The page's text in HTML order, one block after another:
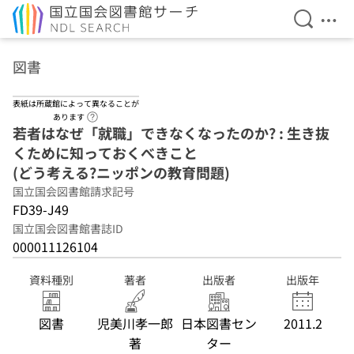
検索を
メ
図書
表紙は所蔵館によって異なることが
あります
若者はなぜ「就職」できなくなったのか? : 生き抜
くために知っておくべきこと
(どう考える?ニッポンの教育問題)
国立国会図書館請求記号
FD39-J49
国立国会図書館書誌ID
000011126104
資料種別
図書
著者
児美川孝一郎
著
出版者
日本図書セン
ター
出版年
2011.2